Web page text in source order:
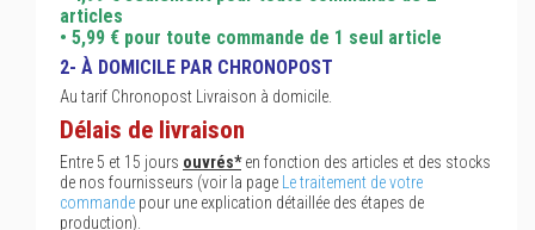
articles
• 5,99 € pour toute commande de 1 seul article
2- À DOMICILE PAR CHRONOPOST
Au tarif Chronopost Livraison à domicile.
Délais de livraison
Entre 5 et 15 jours ouvrés*en fonction des articles et des stocks
de nos fournisseurs (voir la page
Le traitement de votre
commande pour une explication détaillée des étapes de
production).